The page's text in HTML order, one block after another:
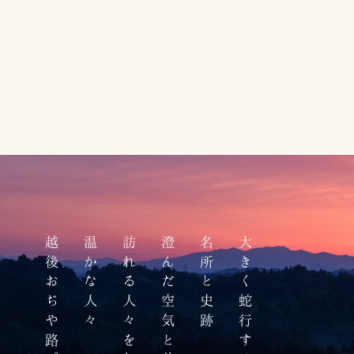
名所と史跡
温かな人々
越後おぢや路。